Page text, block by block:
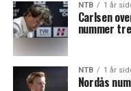
NTB 1 år
Carlsen
nummer tre
NTB 1 år
Nordås